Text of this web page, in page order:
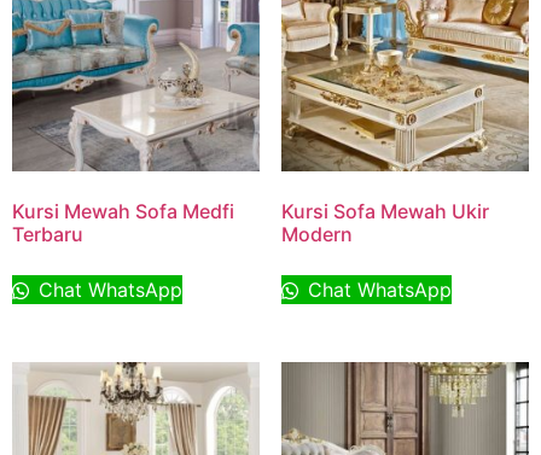
Kursi Mewah Sofa Medfi
Terbaru
Chat WhatsApp
Kursi Sofa Mewah Ukir
Modern
Chat WhatsApp